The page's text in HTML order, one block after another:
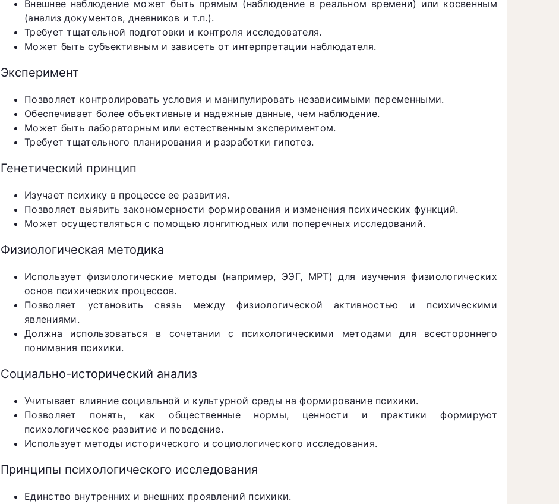
Внешнее наблюдение может быть прямым (наблюдение в реальном времени) или косвенным
(анализ документов, дневников и т.п.).
Требует тщательной подготовки и контроля исследователя.
Может быть субъективным и зависеть от интерпретации наблюдателя.
Эксперимент
Позволяет контролировать условия и манипулировать независимыми переменными.
Обеспечивает более объективные и надежные данные, чем наблюдение.
Может быть лабораторным или естественным экспериментом.
Требует тщательного планирования и разработки гипотез.
Генетический принцип
Изучает психику в процессе ее развития.
Позволяет выявить закономерности формирования и изменения психических функций.
Может осуществляться с помощью лонгитюдных или поперечных исследований.
Физиологическая методика
Использует физиологические методы (например, ЭЭГ, МРТ) для изучения физиологических
основ психических процессов.
Позволяет установить связь между физиологической активностью и психическими
явлениями.
Должна использоваться в сочетании с психологическими методами для всестороннего
понимания психики.
Социально-исторический анализ
Учитывает влияние социальной и культурной среды на формирование психики.
Позволяет понять, как общественные нормы, ценности и практики формируют
психологическое развитие и поведение.
Использует методы исторического и социологического исследования.
Принципы психологического исследования
Единство внутренних и внешних проявлений психики.